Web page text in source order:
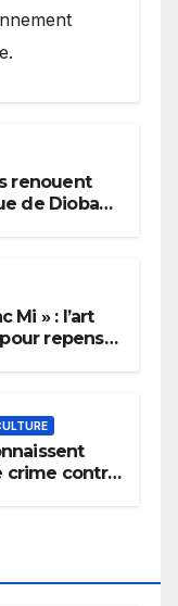
renouent
de Diobaye
Mi » : l’art
repenser
crime contre